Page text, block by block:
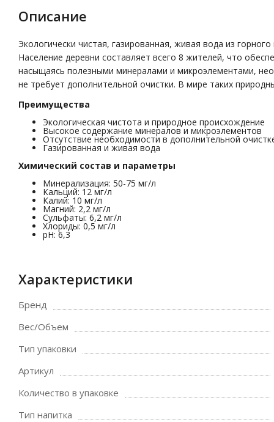
Описание
Экологически чистая, газированная, живая вода из
Население деревни составляет всего 8 жителей, что
насыщаясь полезными минералами и микроэлементами,
не требует дополнительной очистки. В мире таких
Преимущества
Экологическая чистота и природное происхождение
Высокое содержание минералов и микроэлементов
Отсутствие необходимости в дополнительной
Газированная и живая вода
Химический состав и параметры
Минерализация: 50-75 мг/л
Кальций: 12 мг/л
Калий: 10 мг/л
Магний: 2,2 мг/л
Сульфаты: 6,2 мг/л
Хлориды: 0,5 мг/л
pH: 6,3
Характеристики
Бренд
Вес/Объем
Тип упаковки
Артикул
Количество в упаковке
Тип напитка